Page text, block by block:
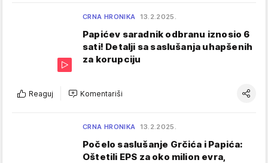
CRNA HRONIKA 13.2.2025.
Papićev saradnik odbranu iznosio 6
sati! Detalji sa saslušanja uhapšenih
za korupciju
Reaguj Komentariši
CRNA HRONIKA 13.2.2025.
Počelo saslušanje Grčića i Papića:
Oštetili EPS za oko milion evra,